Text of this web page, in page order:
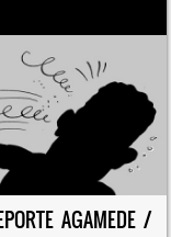
AGAMEDE /